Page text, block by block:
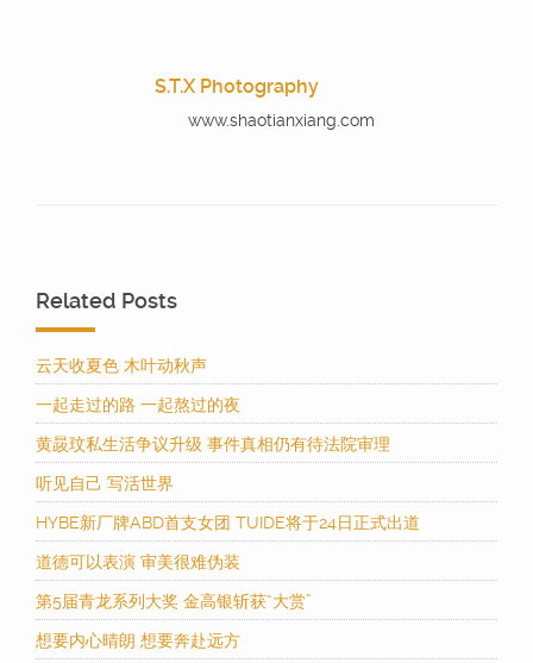
S.T.X Photography
www.shaotianxiang.com
Related Posts
云天收夏色 木叶动秋声
一起走过的路 一起熬过的夜
黄晸玟私生活争议升级 事件真相仍有待法院审理
听见自己 写活世界
HYBE新厂牌ABD首支女团 TUIDE将于24日正式出道
道德可以表演 审美很难伪装
第5届青龙系列大奖 金高银斩获“大赏”
想要内心晴朗 想要奔赴远方